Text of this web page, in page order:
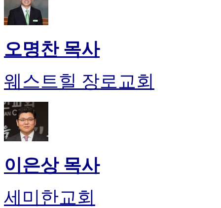
오명찬 목사
웨스트힐 장로교회
이은상 목사
세미한교회